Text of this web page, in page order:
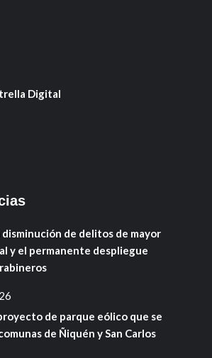
Digital
de delitos de mayor
y el permanente despliegue
de parque eólico que se
de Ñiquén y San Carlos